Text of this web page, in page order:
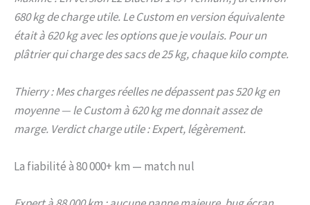
680 kg de charge utile. Le Custom en version équivalente
était à 620 kg avec les options que je voulais. Pour un
plâtrier qui charge des sacs de 25 kg, chaque kilo compte.
Thierry : Mes charges réelles ne dépassent pas 520 kg en
moyenne — le Custom à 620 kg me donnait assez de
marge. Verdict charge utile : Expert, légèrement.
La fiabilité à 80 000+ km — match nul